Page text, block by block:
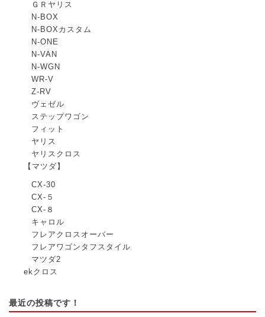
ＧＲヤリス
N-BOX
N-BOXカスタム
N-ONE
N-VAN
N-WGN
WR-V
Z-RV
ヴェゼル
ステップワゴン
フィット
ヤリス
ヤリスクロス
【マツダ】
CX-30
CX-５
CX-８
キャロル
フレアクロスオーバー
フレアワゴンタフスタイル
マツダ2
ekクロス
最近の投稿です！